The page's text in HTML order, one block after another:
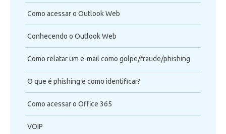
Como acessar o Outlook Web
Conhecendo o Outlook Web
Como relatar um e-mail como golpe/fraude/phishing
O que é phishing e como identificar?
Como acessar o Office 365
VOIP